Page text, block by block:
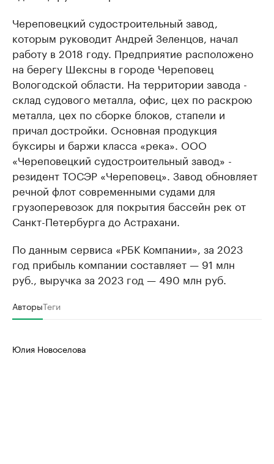
Череповецкий судостроительный завод,
которым руководит Андрей Зеленцов, начал
работу в 2018 году. Предприятие расположено
на берегу Шексны в городе Череповец
Вологодской области. На территории завода -
склад судового металла, офис, цех по раскрою
металла, цех по сборке блоков, стапели и
причал достройки. Основная продукция
буксиры и баржи класса «река». ООО
«Череповецкий судостроительный завод» -
резидент ТОСЭР «Череповец». Завод обновляет
речной флот современными судами для
грузоперевозок для покрытия бассейн рек от
Санкт-Петербурга до Астрахани.
По данным сервиса «РБК Компании», за 2023
год прибыль компании составляет — 91 млн
руб., выручка за 2023 год — 490 млн руб.
АвторыТеги
Юлия Новоселова